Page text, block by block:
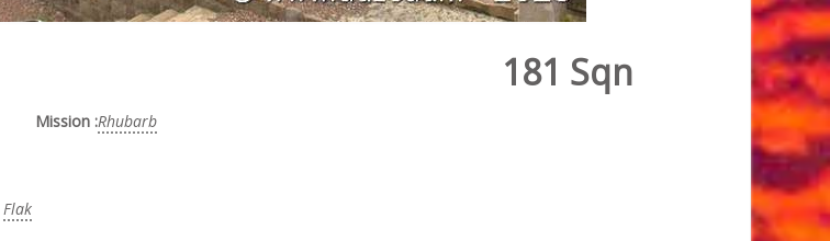
181 Sqn
Mission :Rhubarb
Flak